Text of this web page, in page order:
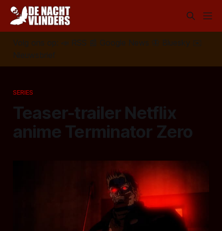
Volg ons op: 📣 RSS 📰 Google News 🦋 Bluesky
✉️
Nieuwsbrief
SERIES
Teaser-trailer Netflix
anime Terminator Zero